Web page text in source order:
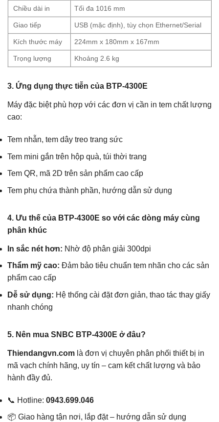
Chiều dài in Tối đa 1016 mm
Giao tiếp USB (mặc định), tùy chọn Ethernet/Serial
Kích thước máy 224mm x 180mm x 167mm
Trọng lượng Khoảng 2.6 kg
3. Ứng dụng thực tiễn của BTP-4300E
Máy đặc biệt phù hợp với các đơn vị cần in tem chất lượng
cao:
Tem nhẫn, tem dây treo trang sức
Tem mini gắn trên hộp quà, túi thời trang
Tem QR, mã 2D trên sản phẩm cao cấp
Tem phụ chứa thành phần, hướng dẫn sử dụng
4. Ưu thế của BTP-4300E so với các dòng máy cùng
phân khúc
In sắc nét hơn: Nhờ độ phân giải 300dpi
Thẩm mỹ cao: Đảm bảo tiêu chuẩn tem nhãn cho các sản
phẩm cao cấp
Dễ sử dụng: Hệ thống cài đặt đơn giản, thao tác thay giấy
nhanh chóng
5. Nên mua SNBC BTP-4300E ở đâu?
Thiendangvn.com là đơn vị chuyên phân phối thiết bị in
mã vạch chính hãng, uy tín – cam kết chất lượng và bảo
hành đầy đủ.
📞 Hotline: 0943.699.046
📦 Giao hàng tận nơi, lắp đặt – hướng dẫn sử dụng